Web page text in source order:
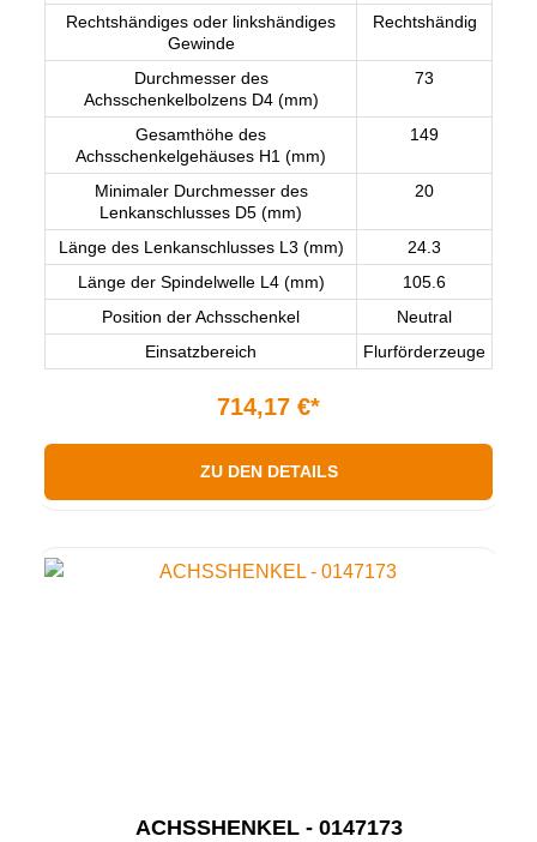
Rechtshändiges oder linkshändiges
Gewinde
Rechtshändig
Durchmesser des
Achsschenkelbolzens D4 (mm)
73
Gesamthöhe des
Achsschenkelgehäuses H1 (mm)
149
Minimaler Durchmesser des
Lenkanschlusses D5 (mm)
20
Länge des Lenkanschlusses L3 (mm)
24.3
Länge der Spindelwelle L4 (mm)
105.6
Position der Achsschenkel
Neutral
Einsatzbereich
Flurförderzeuge
714,17 €*
ZU DEN DETAILS
ACHSSHENKEL - 0147173